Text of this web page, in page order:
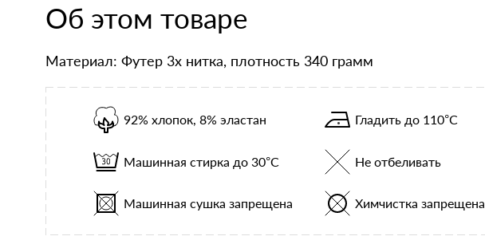
Об этом товаре
Материал: Футер 3х нитка, плотность 340 грамм
92% хлопок, 8% эластан Гладить до 110°С
Машинная стирка до 30°С Не отбеливать
Машинная сушка запрещена Химчистка запрещена